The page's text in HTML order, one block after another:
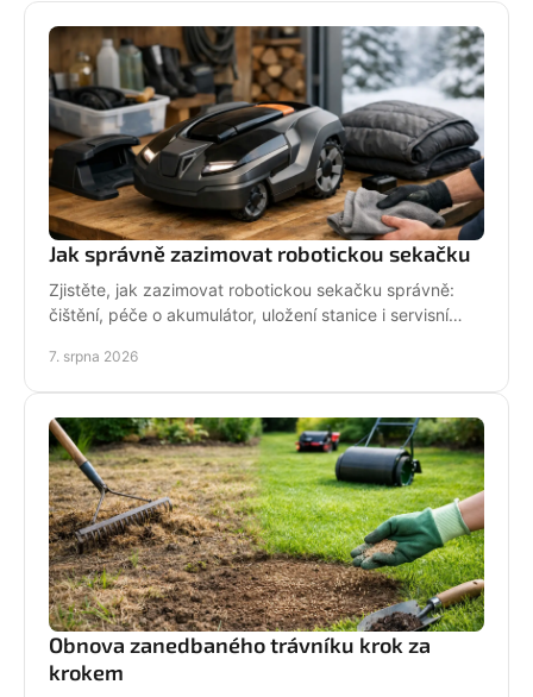
Jak správně zazimovat robotickou sekačku
Zjistěte, jak zazimovat robotickou sekačku správně:
čištění, péče o akumulátor, uložení stanice i servisní
7. srpna 2026
Obnova zanedbaného trávníku krok za
krokem